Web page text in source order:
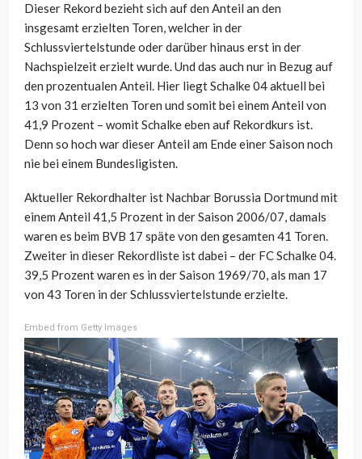
Dieser Rekord bezieht sich auf den Anteil an den
insgesamt erzielten Toren, welcher in der
Schlussviertelstunde oder darüber hinaus erst in der
Nachspielzeit erzielt wurde. Und das auch nur in Bezug auf
den prozentualen Anteil. Hier liegt Schalke 04 aktuell bei
13 von 31 erzielten Toren und somit bei einem Anteil von
41,9 Prozent – womit Schalke eben auf Rekordkurs ist.
Denn so hoch war dieser Anteil am Ende einer Saison noch
nie bei einem Bundesligisten.
Aktueller Rekordhalter ist Nachbar Borussia Dortmund mit
einem Anteil 41,5 Prozent in der Saison 2006/07, damals
waren es beim BVB 17 späte von den gesamten 41 Toren.
Zweiter in dieser Rekordliste ist dabei – der FC Schalke 04.
39,5 Prozent waren es in der Saison 1969/70, als man 17
von 43 Toren in der Schlussviertelstunde erzielte.
Embed from Getty Images